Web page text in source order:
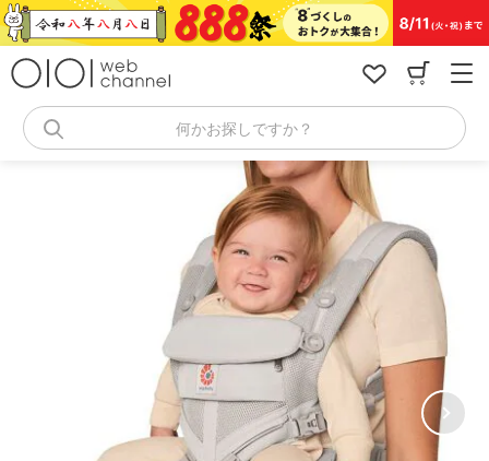
コ
ン
何かお探しですか？